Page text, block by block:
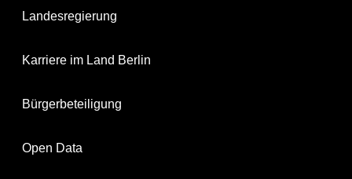
Landesregierung
Karriere im Land Berlin
Bürgerbeteiligung
Open Data